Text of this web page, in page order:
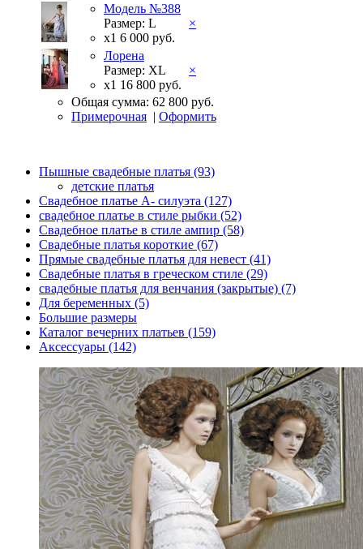
Модель №388
Размер: L
x1 6 000 руб.
×
Лорена
Размер: XL
x1 16 800 руб.
×
Общая сумма: 62 800 руб.
Примерочная | Оформить
Пышные свадебные платья (93)
детские платья
Свадебное платье А- силуэта (127)
свадебное платье в стиле рыбки (52)
Свадебное платье в стиле ампир (58)
Свадебные платья короткие (67)
Прямые свадебные платья для невест (41)
Свадебные платья в греческом стиле (29)
свадебные платья для венчания (закрытые) (7)
Для беременных (5)
Большие размеры
Каталог вечерних платьев (159)
Аксессуары (142)